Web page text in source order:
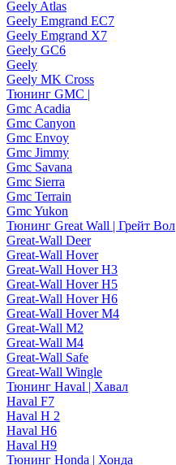
Geely Atlas
Geely Emgrand EC7
Geely Emgrand X7
Geely GC6
Geely
Geely MK Cross
Тюнинг GMC |
Gmc Acadia
Gmc Canyon
Gmc Envoy
Gmc Jimmy
Gmc Savana
Gmc Sierra
Gmc Terrain
Gmc Yukon
Тюнинг Great Wall | Грейт Вол
Great-Wall Deer
Great-Wall Hover
Great-Wall Hover H3
Great-Wall Hover H5
Great-Wall Hover H6
Great-Wall Hover M4
Great-Wall M2
Great-Wall M4
Great-Wall Safe
Great-Wall Wingle
Тюнинг Haval | Хавал
Haval F7
Haval H 2
Haval H6
Haval H9
Тюнинг Honda | Хонда